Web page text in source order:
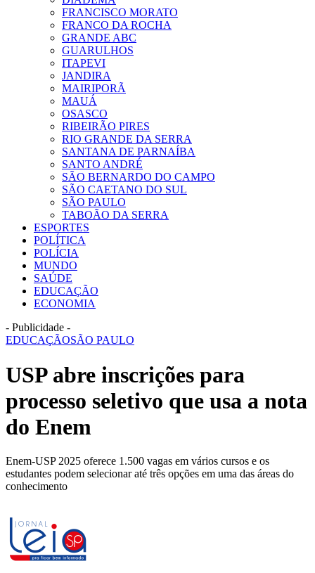
FRANCISCO MORATO
FRANCO DA ROCHA
GRANDE ABC
GUARULHOS
ITAPEVI
JANDIRA
MAIRIPORÃ
MAUÁ
OSASCO
RIBEIRÃO PIRES
RIO GRANDE DA SERRA
SANTANA DE PARNAÍBA
SANTO ANDRÉ
SÃO BERNARDO DO CAMPO
SÃO CAETANO DO SUL
SÃO PAULO
TABOÃO DA SERRA
ESPORTES
POLÍTICA
POLÍCIA
MUNDO
SAÚDE
EDUCAÇÃO
ECONOMIA
- Publicidade -
EDUCAÇÃOSÃO PAULO
USP abre inscrições para
processo seletivo que usa a nota
do Enem
Enem-USP 2025 oferece 1.500 vagas em vários cursos e os
estudantes podem selecionar até três opções em uma das áreas do
conhecimento